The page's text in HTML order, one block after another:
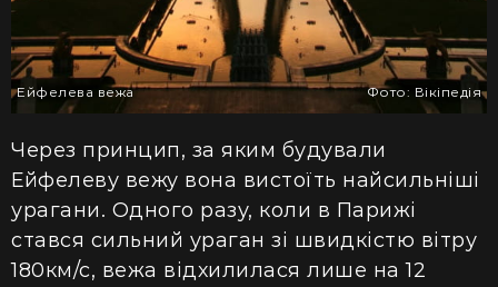
Ейфелева вежа Фото: Вікіпедія
Через принцип, за яким будували
Ейфелеву вежу вона вистоїть найсильніші
урагани. Одного разу, коли в Парижі
стався сильний ураган зі швидкістю вітру
180км/с, вежа відхилилася лише на 12